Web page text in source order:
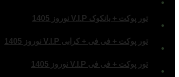
تور پوکت + بانکوک V.I.P نوروز 1405
تور پوکت + فی فی + کرابی V.I.P نوروز 1405
تور پوکت + فی فی V.I.P نوروز 1405